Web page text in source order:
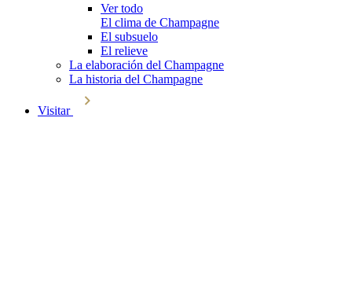
Ver todo
El clima de Champagne
El subsuelo
El relieve
La elaboración del Champagne
La historia del Champagne
Visitar